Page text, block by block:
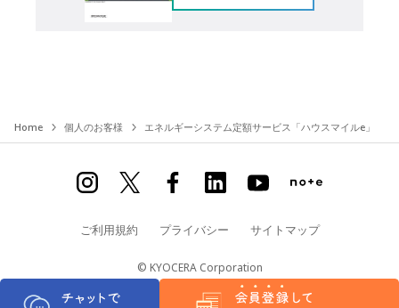
Home 個人のお客様 エネルギーシステム定額サービス「ハウスマイルe」
ご利用規約 プライバシー サイトマップ
© KYOCERA Corporation